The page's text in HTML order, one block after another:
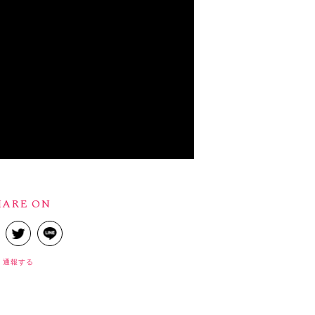
ON
通報する